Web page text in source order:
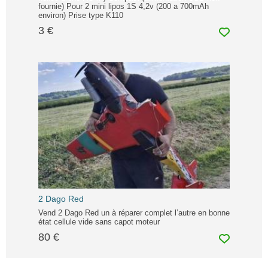
fournie) Pour 2 mini lipos 1S 4,2v (200 a 700mAh
environ) Prise type K110
3 €
2 Dago Red
Vend 2 Dago Red un à réparer complet l’autre en bonne
état cellule vide sans capot moteur
80 €